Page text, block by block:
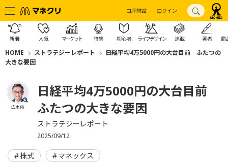
口座開設 ログイン
新着 人気 マーケット 特集 初心者 ライフデザイン 連載 著者 商
HOME ストラテジーレポート
日経平均4万5000円の大台目前 ふたつの
大きな要因
広木 隆
日経平均4万5000円の大台目前
ふたつの大きな要因
ストラテジーレポート
2025/09/12
株式 マネックス